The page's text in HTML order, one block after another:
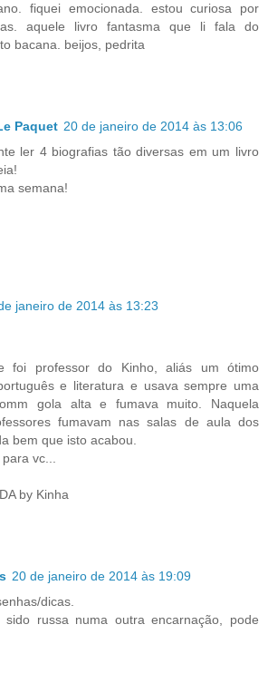
fiquei emocionada. estou curiosa por
aquele livro fantasma que li fala do
bacana. beijos, pedrita
Paquet 20 de janeiro de 2014 às 13:06
ler 4 biografias tão diversas em um livro
semana!
janeiro de 2014 às 13:23
foi professor do Kinho, aliás um ótimo
e literatura e usava sempre uma
gola alta e fumava muito. Naquela
fumavam nas salas de aula dos
bem que isto acabou.
vc...
by Kinha
20 de janeiro de 2014 às 19:09
dicas.
russa numa outra encarnação, pode